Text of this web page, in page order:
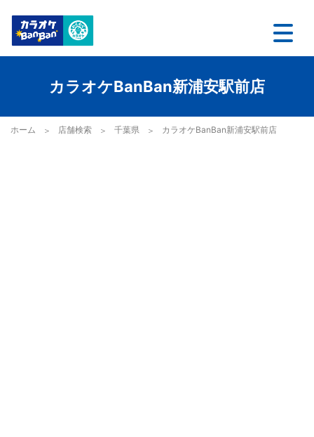
カラオケBanBan新浦安駅前店
ホーム 店舗検索 千葉県 カラオケBanBan新浦安駅前店